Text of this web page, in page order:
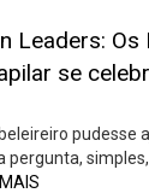
Leaders: Os
se
pudesse
pergunta,